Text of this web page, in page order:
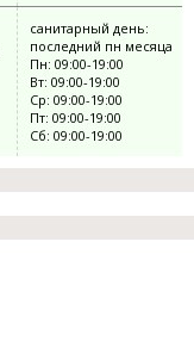
санитарный день:
последний пн месяца
Пн: 09:00-19:00
Вт: 09:00-19:00
Ср: 09:00-19:00
Пт: 09:00-19:00
Сб: 09:00-19:00